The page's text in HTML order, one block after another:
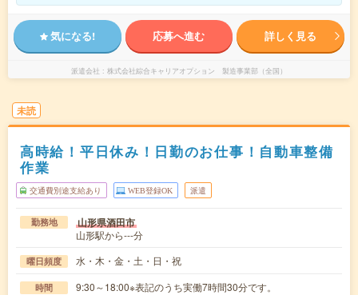
気になる! 応募へ進む 詳しく見る
派遣会社 株式会社綜合キャリアオプション 製造事業部（全国）
未読
高時給！平日休み！日勤のお仕事！自動車整備
作業
交通費別途支給あり WEB登録OK 派遣
勤務地 山形県酒田市
山形駅から---分
曜日頻度 水・木・金・土・日・祝
時間 9:30～18:00※表記のうち実働7時間30分です。